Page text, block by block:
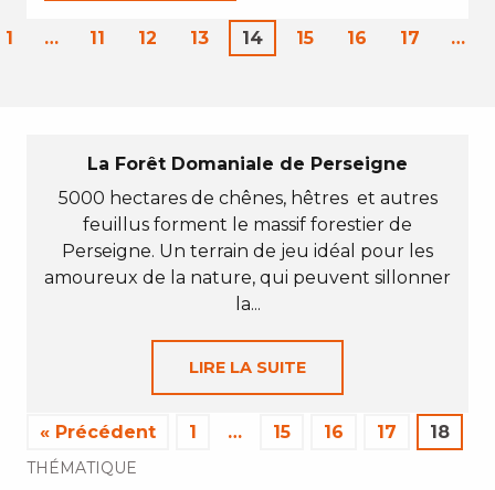
1 … 11 12 13 14 15 16 17 …
La Forêt Domaniale de Perseigne
5000 hectares de chênes, hêtres et autres
feuillus forment le massif forestier de
Perseigne. Un terrain de jeu idéal pour les
amoureux de la nature, qui peuvent sillonner
la...
LIRE LA SUITE
« Précédent 1 … 15 16 17 18
THÉMATIQUE